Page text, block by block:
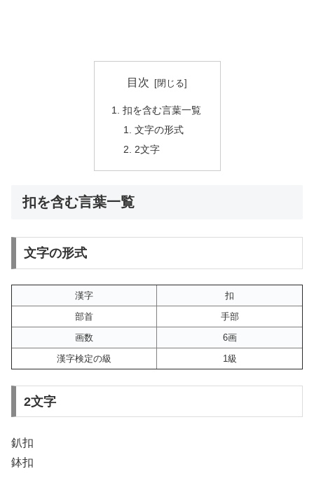
目次
扣を含む言葉一覧
文字の形式
2文字
扣を含む言葉一覧
文字の形式
漢字
扣
部首
手部
画数
6画
漢字検定の級
1級
2文字
釟扣
鉢扣